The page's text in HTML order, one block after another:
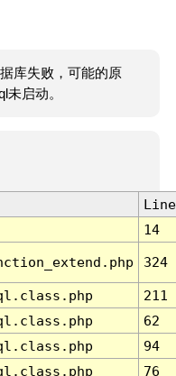
库失败，可能的原
启动。
Line
14
324
211
62
94
76